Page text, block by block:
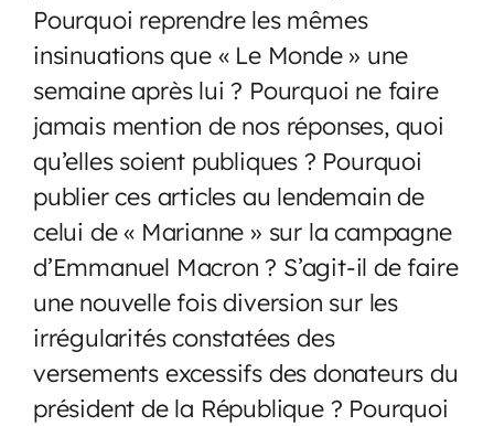
Pourquoi reprendre les mêmes
insinuations que « Le Monde » une
semaine après lui ? Pourquoi ne faire
jamais mention de nos réponses, quoi
qu’elles soient publiques ? Pourquoi
publier ces articles au lendemain de
celui de « Marianne » sur la campagne
d’Emmanuel Macron ? S’agit-il de faire
une nouvelle fois diversion sur les
irrégularités constatées des
versements excessifs des donateurs du
président de la République ? Pourquoi